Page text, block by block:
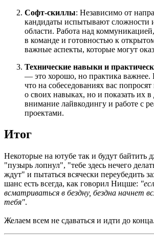
Софт-скиллы: Независимо от
кандидаты испытывают сложности
области. Работа над
в команде и готовностью к
важные аспекты, которые могут
Технические навыки и
— это хорошо, но практика важнее.
что на собеседованиях вас попросят
о своих навыках, но и показать их в
внимание лайвкодингу и работе с
проектами.
Итог
Некоторые на ютубе так и будут байтить
"пузырь лопнул", "тебе здесь нечего
ждут" и пытаться всячески переубедить
шанс есть всегда, как говорил Ницше:
всматриваться в бездну, бездна начнет
тебя".
Желаем всем не сдаваться и идти до конца.